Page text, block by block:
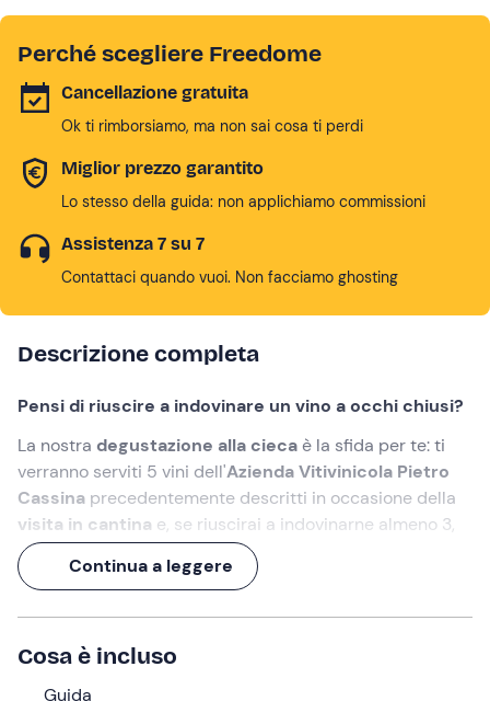
Perché scegliere Freedome
Cancellazione gratuita
Ok ti rimborsiamo, ma non sai cosa ti perdi
Miglior prezzo garantito
Lo stesso della guida: non applichiamo commissioni
Assistenza 7 su 7
Contattaci quando vuoi. Non facciamo ghosting
Descrizione completa
Pensi di riuscire a indovinare un vino a occhi chiusi?
La nostra degustazione alla cieca è la sfida per te: ti
verranno serviti 5 vini dell'Azienda Vitivinicola Pietro
Cassina precedentemente descritti in occasione della
visita in cantina e, se riuscirai a indovinarne almeno 3,
vincerai una bottiglia di vino
Un'esperienza di oltre 1 ora, per imparare a conosce il
vino in (e con) tutti i sensi!
Cosa faremo
Continua a leggere
Cosa è incluso
Guida